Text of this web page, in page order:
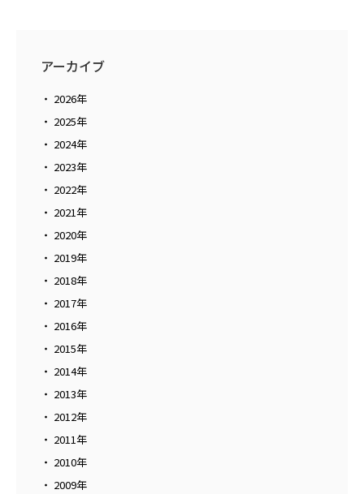
アーカイブ
2026年
2025年
2024年
2023年
2022年
2021年
2020年
2019年
2018年
2017年
2016年
2015年
2014年
2013年
2012年
2011年
2010年
2009年